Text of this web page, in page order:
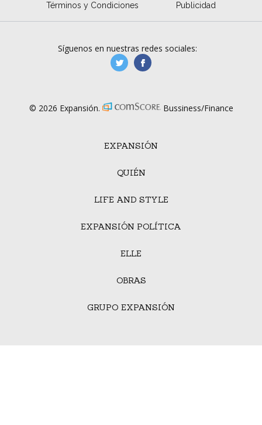
Términos y Condiciones Publicidad
EXPANSIÓN
QUIÉN
LIFE AND STYLE
EXPANSIÓN POLÍTICA
ELLE
OBRAS
GRUPO EXPANSIÓN
Síguenos en nuestras redes sociales:
manufacturaGE
© 2026 Expansión. Bussiness/Finance